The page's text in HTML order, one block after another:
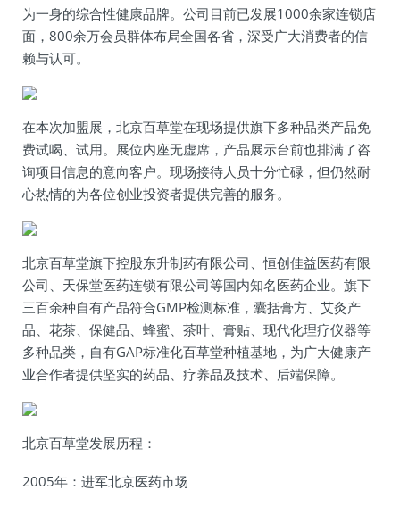
为一身的综合性健康品牌。公司目前已发展1000余家连锁店
面，800余万会员群体布局全国各省，深受广大消费者的信
赖与认可。
在本次加盟展，北京百草堂在现场提供旗下多种品类产品免
费试喝、试用。展位内座无虚席，产品展示台前也排满了咨
询项目信息的意向客户。现场接待人员十分忙碌，但仍然耐
心热情的为各位创业投资者提供完善的服务。
北京百草堂旗下控股东升制药有限公司、恒创佳益医药有限
公司、天保堂医药连锁有限公司等国内知名医药企业。旗下
三百余种自有产品符合GMP检测标准，囊括膏方、艾灸产
品、花茶、保健品、蜂蜜、茶叶、膏贴、现代化理疗仪器等
多种品类，自有GAP标准化百草堂种植基地，为广大健康产
业合作者提供坚实的药品、疗养品及技术、后端保障。
北京百草堂发展历程：
2005年：进军北京医药市场